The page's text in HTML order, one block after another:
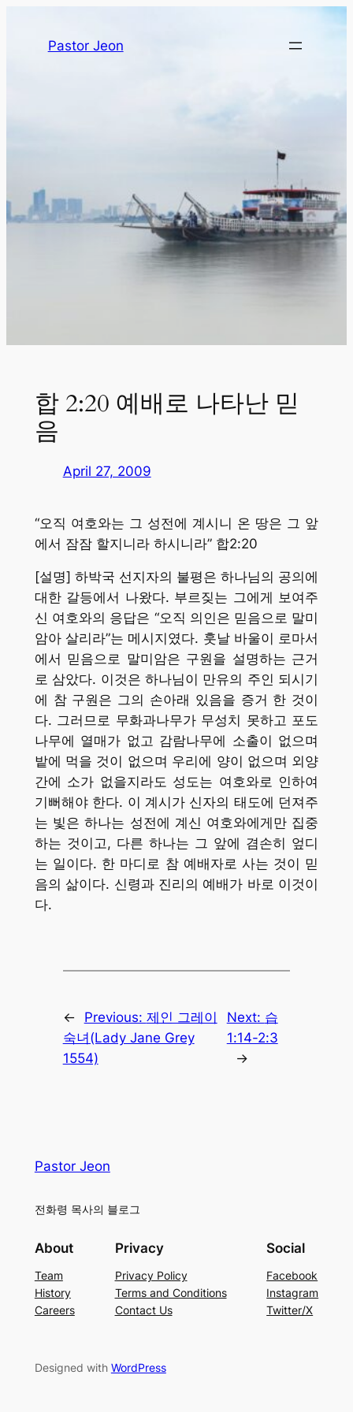
Pastor Jeon
합 2:20 예배로 나타난 믿
음
April 27, 2009
“오직 여호와는 그 성전에 계시니 온 땅은 그 앞
에서 잠잠 할지니라 하시니라” 합2:20
[설명] 하박국 선지자의 불평은 하나님의 공의에
대한 갈등에서 나왔다. 부르짖는 그에게 보여주
신 여호와의 응답은 “오직 의인은 믿음으로 말미
암아 살리라”는 메시지였다. 훗날 바울이 로마서
에서 믿음으로 말미암은 구원을 설명하는 근거
로 삼았다. 이것은 하나님이 만유의 주인 되시기
에 참 구원은 그의 손아래 있음을 증거 한 것이
다. 그러므로 무화과나무가 무성치 못하고 포도
나무에 열매가 없고 감람나무에 소출이 없으며
밭에 먹을 것이 없으며 우리에 양이 없으며 외양
간에 소가 없을지라도 성도는 여호와로 인하여
기뻐해야 한다. 이 계시가 신자의 태도에 던져주
는 빛은 하나는 성전에 계신 여호와에게만 집중
하는 것이고, 다른 하나는 그 앞에 겸손히 엎디
는 일이다. 한 마디로 참 예배자로 사는 것이 믿
음의 삶이다. 신령과 진리의 예배가 바로 이것이
다.
← Previous: 제인 그레이
숙녀(Lady Jane Grey
1554)
Next: 습
1:14-2:3
→
Pastor Jeon
전화령 목사의 블로그
About
Team
History
Careers
Privacy
Privacy Policy
Terms and Conditions
Contact Us
Social
Facebook
Instagram
Twitter/X
Designed with WordPress